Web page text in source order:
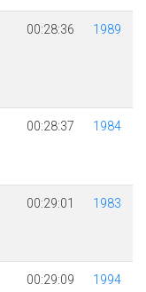
00:28:36 1989
00:28:37 1984
00:29:01 1983
00:29:09 1994